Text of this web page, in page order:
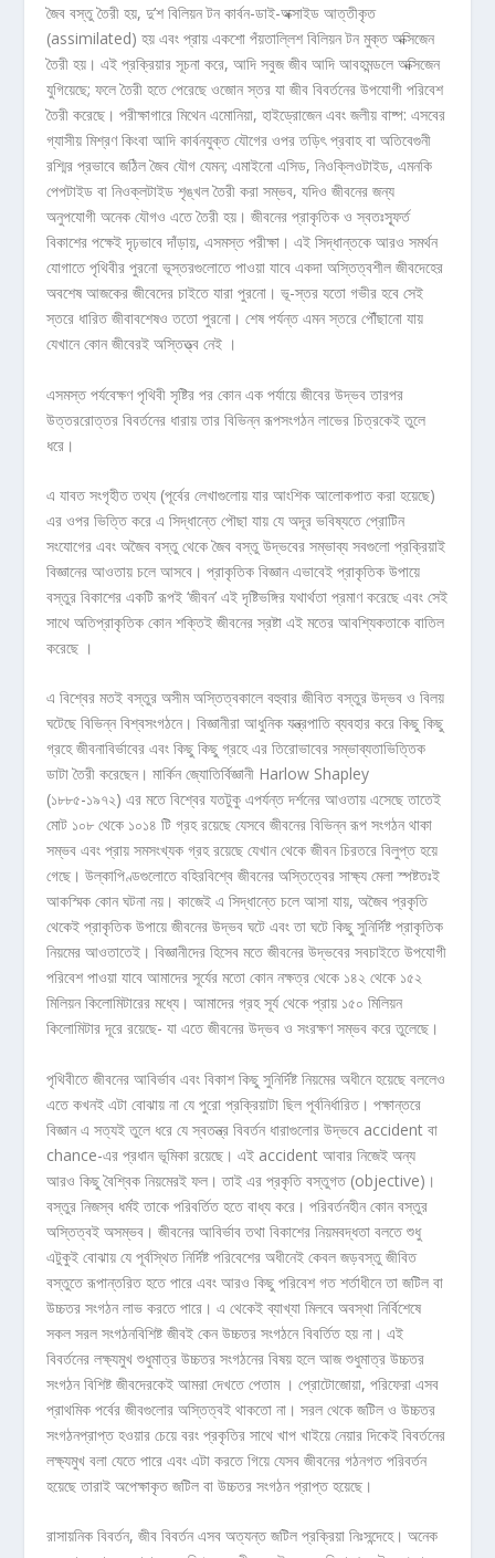
জৈব বস্তু তৈরী হয়, দু’শ বিলিয়ন টন কার্বন-ডাই-অক্সাইড আত্তীকৃত
(assimilated) হয় এবং প্রায় একশো পঁয়তাল্লিশ বিলিয়ন টন মুক্ত অক্সিজেন
তৈরী হয়। এই প্রক্রিয়ার সূচনা করে, আদি সবুজ জীব আদি আবহমন্ডলে অক্সিজেন
যুগিয়েছে; ফলে তৈরী হতে পেরেছে ওজোন স্তর যা জীব বিবর্তনের উপযোগী পরিবেশ
তৈরী করেছে। পরীক্ষাগারে মিথেন এমোনিয়া, হাইড্রোজেন এবং জলীয় বাষ্প: এসবের
গ্যাসীয় মিশ্রণ কিংবা আদি কার্বনযুক্ত যৌগের ওপর তড়িৎ প্রবাহ বা অতিবেগুনী
রশ্মির প্রভাবে জঠিল জৈব যৌগ যেমন; এমাইনো এসিড, নিওক্লিওটাইড, এমনকি
পেপটাইড বা নিওক্লটাইড শৃঙ্খল তৈরী করা সম্ভব, যদিও জীবনের জন্য
অনুপযোগী অনেক যৌগও এতে তৈরী হয়। জীবনের প্রাকৃতিক ও স্বতঃস্ফূর্ত
বিকাশের পক্ষেই দৃঢ়ভাবে দাঁড়ায়, এসমস্ত পরীক্ষা। এই সিদ্ধান্তকে আরও সমর্থন
যোগাতে পৃথিবীর পুরনো ভূস্তরগুলোতে পাওয়া যাবে একদা অস্তিত্বশীল জীবদেহের
অবশেষ আজকের জীবেদের চাইতে যারা পুরনো। ভূ-স্তর যতো গভীর হবে সেই
স্তরে ধারিত জীবাবশেষও ততো পুরনো। শেষ পর্যন্ত এমন স্তরে পৌঁছানো যায়
যেখানে কোন জীবেরই অস্তিত্ত্ব নেই ।
এসমস্ত পর্যবেক্ষণ পৃথিবী সৃষ্টির পর কোন এক পর্যায়ে জীবের উদ্ভব তারপর
উত্তররোত্তর বিবর্তনের ধারায় তার বিভিন্ন রূপসংগঠন লাভের চিত্রকেই তুলে
ধরে।
এ যাবত সংগৃহীত তথ্য (পূর্বের লেখাগুলোয় যার আংশিক আলোকপাত করা হয়েছে)
এর ওপর ভিত্তি করে এ সিদ্ধান্তে পৌছা যায় যে অদূর ভবিষ্যতে প্রোটিন
সংযোগের এবং অজৈব বস্তু থেকে জৈব বস্তু উদ্ভবের সম্ভাব্য সবগুলো প্রক্রিয়াই
বিজ্ঞানের আওতায় চলে আসবে। প্রাকৃতিক বিজ্ঞান এভাবেই প্রাকৃতিক উপায়ে
বস্তুর বিকাশের একটি রূপই ‘জীবন’ এই দৃষ্টিভঙ্গির যথার্থতা প্রমাণ করেছে এবং সেই
সাথে অতিপ্রাকৃতিক কোন শক্তিই জীবনের স্রষ্টা এই মতের আবশ্যিকতাকে বাতিল
করেছে ।
এ বিশ্বের মতই বস্তুর অসীম অস্তিত্বকালে বহুবার জীবিত বস্তুর উদ্ভব ও বিলয়
ঘটেছে বিভিন্ন বিশ্বসংগঠনে। বিজ্ঞানীরা আধুনিক যন্ত্রপাতি ব্যবহার করে কিছু কিছু
গ্রহে জীবনাবির্ভাবের এবং কিছু কিছু গ্রহে এর তিরোভাবের সম্ভাব্যতাভিত্তিক
ডাটা তৈরী করেছেন। মার্কিন জ্যোতির্বিজ্ঞানী Harlow Shapley
(১৮৮৫-১৯৭২) এর মতে বিশ্বের যতটুকু এপর্যন্ত দর্শনের আওতায় এসেছে তাতেই
মোট ১০৮ থেকে ১০১৪ টি গ্রহ রয়েছে যেসবে জীবনের বিভিন্ন রূপ সংগঠন থাকা
সম্ভব এবং প্রায় সমসংখ্যক গ্রহ রয়েছে যেখান থেকে জীবন চিরতরে বিলুপ্ত হয়ে
গেছে। উল্কাপিণ্ডগুলোতে বহিরবিশ্বে জীবনের অস্তিত্বের সাক্ষ্য মেলা স্পষ্টতঃই
আকস্মিক কোন ঘটনা নয়। কাজেই এ সিদ্ধান্তে চলে আসা যায়, অজৈব প্রকৃতি
থেকেই প্রাকৃতিক উপায়ে জীবনের উদ্ভব ঘটে এবং তা ঘটে কিছু সুনির্দিষ্ট প্রাকৃতিক
নিয়মের আওতাতেই। বিজ্ঞানীদের হিসেব মতে জীবনের উদ্ভবের সবচাইতে উপযোগী
পরিবেশ পাওয়া যাবে আমাদের সূর্যের মতো কোন নক্ষত্র থেকে ১৪২ থেকে ১৫২
মিলিয়ন কিলোমিটারের মধ্যে। আমাদের গ্রহ সূর্য থেকে প্রায় ১৫০ মিলিয়ন
কিলোমিটার দূরে রয়েছে- যা এতে জীবনের উদ্ভব ও সংরক্ষণ সম্ভব করে তুলেছে।
পৃথিবীতে জীবনের আবির্ভাব এবং বিকাশ কিছু সুনির্দিষ্ট নিয়মের অধীনে হয়েছে বললেও
এতে কখনই এটা বোঝায় না যে পুরো প্রক্রিয়াটা ছিল পূর্বনির্ধারিত। পক্ষান্তরে
বিজ্ঞান এ সত্যই তুলে ধরে যে স্বতন্ত্র বিবর্তন ধারাগুলোর উদ্ভবে accident বা
chance-এর প্রধান ভূমিকা রয়েছে। এই accident আবার নিজেই অন্য
আরও কিছু বৈশ্বিক নিয়মেরই ফল। তাই এর প্রকৃতি বস্তুগত (objective)।
বস্তুর নিজস্ব ধর্মই তাকে পরিবর্তিত হতে বাধ্য করে। পরিবর্তনহীন কোন বস্তুর
অস্তিত্বই অসম্ভব। জীবনের আবির্ভাব তথা বিকাশের নিয়মবদ্ধতা বলতে শুধু
এটুকুই বোঝায় যে পূর্বস্থিত নির্দিষ্ট পরিবেশের অধীনেই কেবল জড়বস্তু জীবিত
বস্তুতে রূপান্তরিত হতে পারে এবং আরও কিছু পরিবেশ গত শর্তাধীনে তা জটিল বা
উচ্চতর সংগঠন লাভ করতে পারে। এ থেকেই ব্যাখ্যা মিলবে অবস্থা নির্বিশেষে
সকল সরল সংগঠনবিশিষ্ট জীবই কেন উচ্চতর সংগঠনে বিবর্তিত হয় না। এই
বিবর্তনের লক্ষ্যমুখ শুধুমাত্র উচ্চতর সংগঠনের বিষয় হলে আজ শুধুমাত্র উচ্চতর
সংগঠন বিশিষ্ট জীবদেরকেই আমরা দেখতে পেতাম । প্রোটোজোয়া, পরিফেরা এসব
প্রাথমিক পর্বের জীবগুলোর অস্তিত্বই থাকতো না। সরল থেকে জটিল ও উচ্চতর
সংগঠনপ্রাপ্ত হওয়ার চেয়ে বরং প্রকৃতির সাথে খাপ খাইয়ে নেয়ার দিকেই বিবর্তনের
লক্ষ্যমুখ বলা যেতে পারে এবং এটা করতে গিয়ে যেসব জীবনের গঠনগত পরিবর্তন
হয়েছে তারাই অপেক্ষাকৃত জটিল বা উচ্চতর সংগঠন প্রাপ্ত হয়েছে।
রাসায়নিক বিবর্তন, জীব বিবর্তন এসব অত্যন্ত জটিল প্রক্রিয়া নিঃসন্দেহে। অনেক